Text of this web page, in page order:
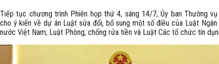
Tiếp tục chương trình Phiên họp thứ 4, sáng 14/7, Ủy ban Thường vụ
cho ý kiến về dự án Luật sửa đổi, bổ sung một số điều của Luật Ngân
nước Việt Nam; Luật Phòng, chống rửa tiền và Luật Các tổ chức tín